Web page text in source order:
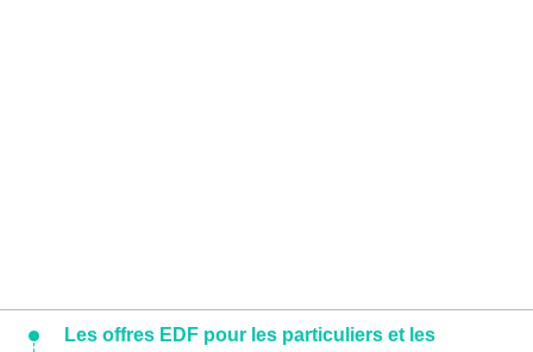
Les offres EDF pour les particuliers et les